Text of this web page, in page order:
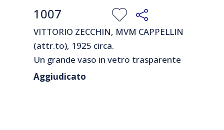
1007
VITTORIO ZECCHIN, MVM CAPPELLIN
(attr.to), 1925 circa.
Un grande vaso in vetro trasparente
bluino.
Aggiudicato